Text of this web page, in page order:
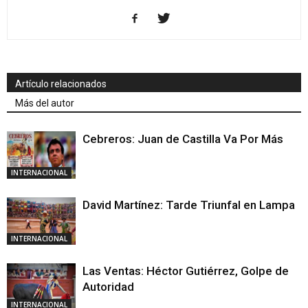
Artículo relacionados
Más del autor
INTERNACIONAL
Cebreros: Juan de Castilla Va Por Más
INTERNACIONAL
David Martínez: Tarde Triunfal en Lampa
INTERNACIONAL
Las Ventas: Héctor Gutiérrez, Golpe de
Autoridad